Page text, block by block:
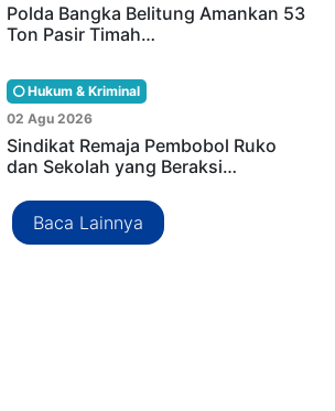
Polda Bangka Belitung Amankan 53
Ton Pasir Timah…
Hukum & Kriminal
02 Agu 2026
Sindikat Remaja Pembobol Ruko
dan Sekolah yang Beraksi…
Baca Lainnya